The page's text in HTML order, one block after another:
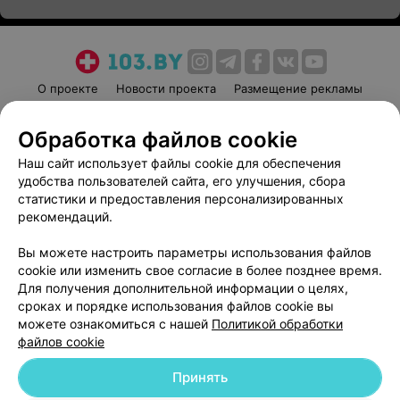
О проекте Новости проекта
Размещение рекламы
Пользовательское соглашение
Способы оплаты
Вакансии
Партнеры
Написать руководителю 103.by
Обработка персональных данных
© 2026 ООО «Артокс Лаб», УНП 191700409 | 220012, Республика Беларусь,
Обработка файлов cookie
Наш сайт использует файлы cookie для обеспечения
удобства пользователей сайта, его улучшения, сбора
статистики и предоставления персонализированных
рекомендаций.
Вы можете настроить параметры использования файлов
cookie или изменить свое согласие в более позднее время.
Для получения дополнительной информации о целях,
сроках и порядке использования файлов cookie вы
можете ознакомиться с нашей Политикой обработки
файлов cookie
Принять